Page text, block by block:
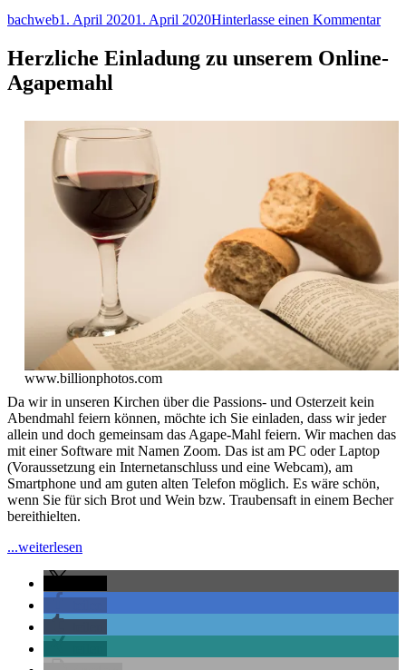
Autor
bachwebVeröffentlicht
1. April 20201. April 2020Hinterlasse einen Kommentarzu
Herzliche Einladung zu unserem Online-
Agapemahl
www.billionphotos.com
Da wir in unseren Kirchen über die Passions- und Osterzeit kein
Abendmahl feiern können, möchte ich Sie einladen, dass wir jeder
allein und doch gemeinsam das Agape-Mahl feiern. Wir machen das
mit einer Software mit Namen Zoom. Das ist am PC oder Laptop
(Voraussetzung ein Internetanschluss und eine Webcam), am
Smartphone und am guten alten Telefon möglich. Es wäre schön,
wenn Sie für sich Brot und Wein bzw. Traubensaft in einem Becher
bereithielten.
...weiterlesen
Online-
Agapemahl
–
09.04.2020
um